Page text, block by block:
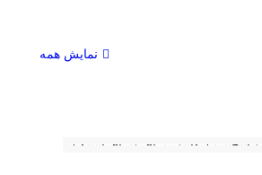
نمایش همه